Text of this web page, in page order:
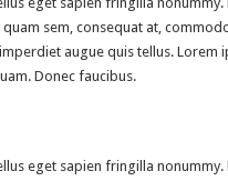
quam sem, consequat at,
augue quis tellus. Lorem
Donec faucibus.
eget sapien fringilla nonummy.